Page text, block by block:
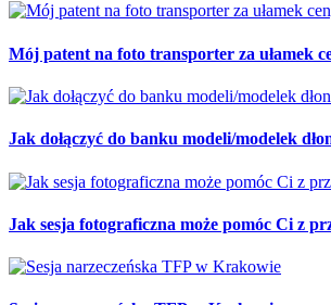
Mój patent na foto transporter za ułamek
Jak dołączyć do banku modeli/modelek
Jak sesja fotograficzna może pomóc Ci z